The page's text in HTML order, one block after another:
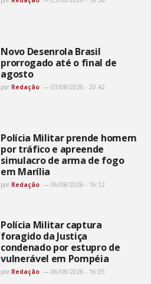
Novo Desenrola Brasil
prorrogado até o final de
agosto
por Redação 03/08/2026 - 20:42
Polícia Militar prende homem
por tráfico e apreende
simulacro de arma de fogo
em Marília
por Redação 06/08/2026 - 16:12
Polícia Militar captura
foragido da Justiça
condenado por estupro de
vulnerável em Pompéia
por Redação 06/08/2026 - 16:05